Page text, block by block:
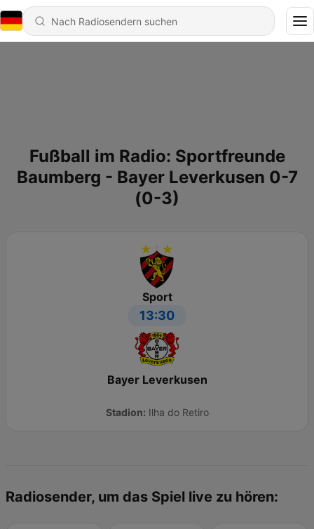
Fußball im Radio: Sportfreunde
Baumberg - Bayer Leverkusen 0-7
(0-3)
Sport
13:30
Bayer Leverkusen
Stadion: Ilha do Retiro
Radiosender, um das Spiel live zu hören: